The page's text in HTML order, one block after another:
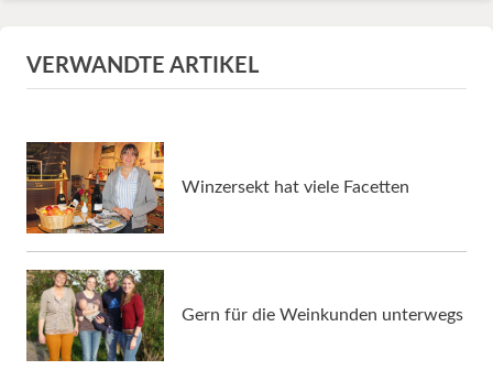
VERWANDTE ARTIKEL
Winzersekt hat viele Facetten
Gern für die Weinkunden unterwegs